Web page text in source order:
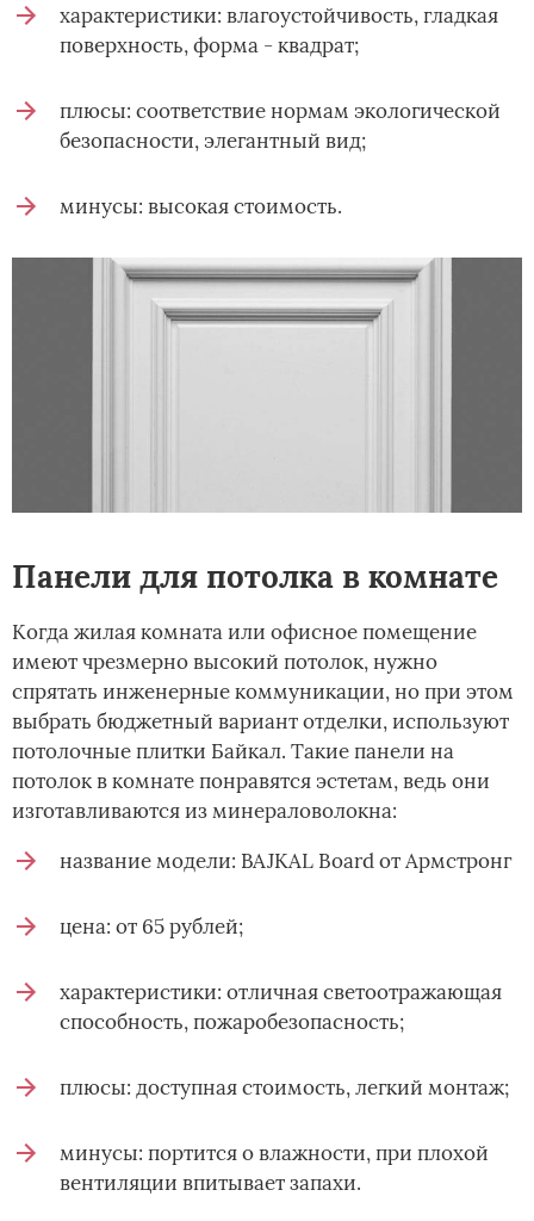
характеристики: влагоустойчивость, гладкая
поверхность, форма - квадрат;
плюсы: соответствие нормам экологической
безопасности, элегантный вид;
минусы: высокая стоимость.
Панели для потолка в комнате
Когда жилая комната или офисное помещение
имеют чрезмерно высокий потолок, нужно
спрятать инженерные коммуникации, но при этом
выбрать бюджетный вариант отделки, используют
потолочные плитки Байкал. Такие панели на
потолок в комнате понравятся эстетам, ведь они
изготавливаются из минераловолокна:
название модели: BAJKAL Board от Армстронг
цена: от 65 рублей;
характеристики: отличная светоотражающая
способность, пожаробезопасность;
плюсы: доступная стоимость, легкий монтаж;
минусы: портится о влажности, при плохой
вентиляции впитывает запахи.